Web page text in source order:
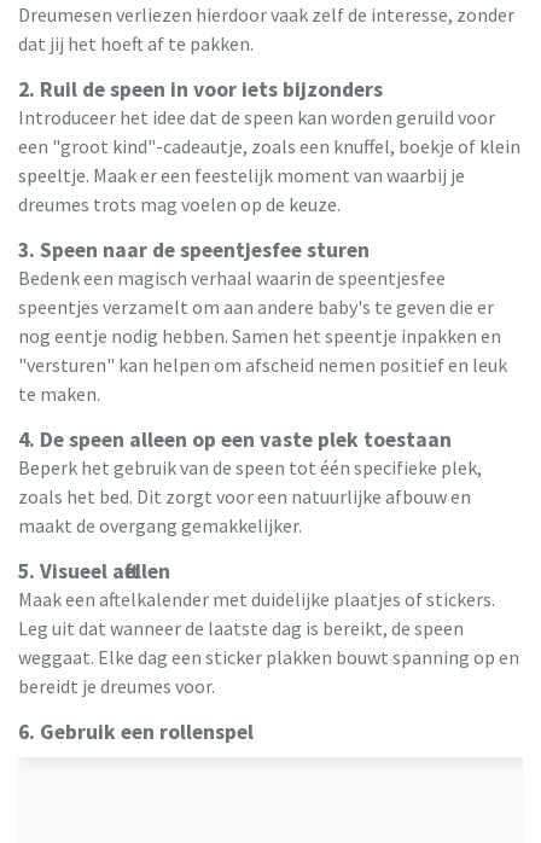
Dreumesen verliezen hierdoor vaak zelf de interesse, zonder
dat jij het hoeft af te pakken.
2. Ruil de speen in voor iets bijzonders
Introduceer het idee dat de speen kan worden geruild voor
een "groot kind"-cadeautje, zoals een knuffel, boekje of klein
speeltje. Maak er een feestelijk moment van waarbij je
dreumes trots mag voelen op de keuze.
3. Speen naar de speentjesfee sturen
Bedenk een magisch verhaal waarin de speentjesfee
speentjes verzamelt om aan andere baby's te geven die er
nog eentje nodig hebben. Samen het speentje inpakken en
"versturen" kan helpen om afscheid nemen positief en leuk
te maken.
4. De speen alleen op een vaste plek toestaan
Beperk het gebruik van de speen tot één specifieke plek,
zoals het bed. Dit zorgt voor een natuurlijke afbouw en
maakt de overgang gemakkelijker.
5. Visueel aftellen
Maak een aftelkalender met duidelijke plaatjes of stickers.
Leg uit dat wanneer de laatste dag is bereikt, de speen
weggaat. Elke dag een sticker plakken bouwt spanning op en
bereidt je dreumes voor.
6. Gebruik een rollenspel